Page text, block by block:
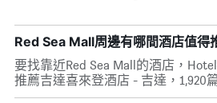
Red Sea Mall周邊有哪間酒店值得
要找靠近Red Sea Mall的酒店，
推薦吉達喜來登酒店 - 吉達，1,920